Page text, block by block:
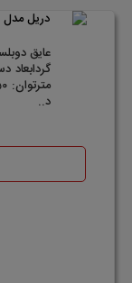
عایق
د..